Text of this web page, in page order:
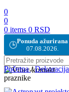
0
0
0 items 0 RSD
🕒Ponuda ažurirana
07.08.2026.
Početna/ Dekoracija
praznike